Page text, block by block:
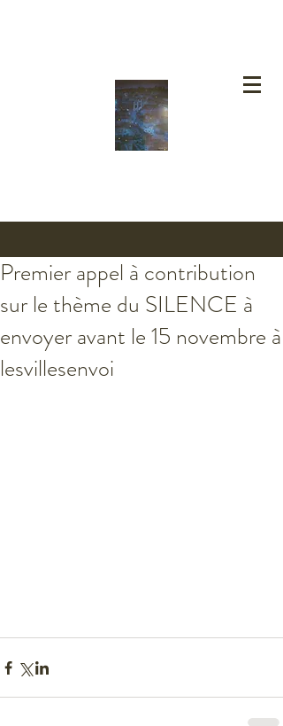
Premier appel à contribution
sur le thème du SILENCE à
envoyer avant le 15 novembre à
lesvillesenvoi